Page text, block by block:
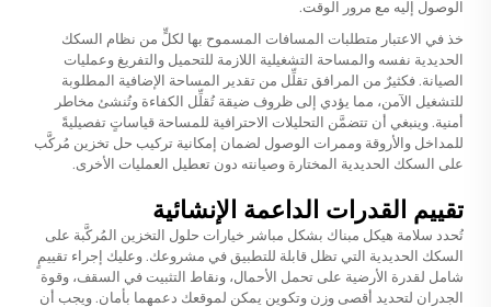
الوصول إليه مع مرور الوقت.
خذ في الاعتبار متطلبات المسافات المسموح بها لكلٍّ من نظام السكك
الحديدية نفسه والمساحة التشغيلية اللازمة للتحميل والتفريغ وعمليات
الصيانة. فكثيرٌ من المرافق تقلِّل من تقدير المساحة الإضافية المطلوبة
للتشغيل الآمن، مما يؤدي إلى ظروف ضيقة تُقلِّل الكفاءة وتُنشئ مخاطر
أمنية. وينبغي أن تتضمَّن التحليلات الاحترافية للمساحة قياساتٍ تفصيليةً
للمداخل والأروقة وممرات الوصول لضمان إمكانية تركيب حل تخزين مُركَّب
على السكك الحديدية المختارة وصيانته دون تعطيل العمليات الأخرى.
تقييم القدرات الداعمة الإنشائية
تُحدد سلامة هيكل مبناك بشكل مباشر خيارات حلول التخزين المُركَّبة على
السكك الحديدية التي تظل قابلة للتطبيق في مشروعك. وعليك إجراء تقييمٍ
شامل لقدرة الأرضية على تحمل الأحمال، ونقاط التثبيت في السقف، وقوة
الجدران لتحديد أقصى وزن وتكوين يمكن لموقعك دعمهما بأمان. ويجب أن